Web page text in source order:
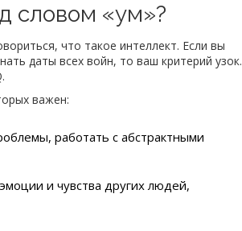
словом «ум»?
что такое интеллект. Если вы
даты всех войн, то ваш критерий узок.
важен:
работать с абстрактными
и чувства других людей,